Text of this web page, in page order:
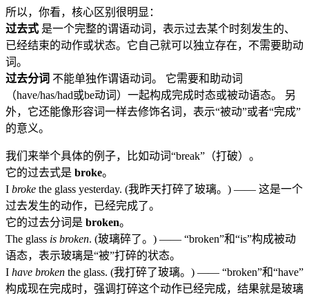
所以，你看，核心区别很明显：
过去式 是一个完整的谓语动词，表示过去某个时刻发生的、
已经结束的动作或状态。它自己就可以独立存在，不需要助动
词。
过去分词 不能单独作谓语动词。 它需要和助动词
（have/has/had或be动词）一起构成完成时态或被动语态。 另
外，它还能像形容词一样去修饰名词，表示“被动”或者“完成”
的意义。
我们来举个具体的例子，比如动词“break”（打破）。
它的过去式是 broke。
I broke the glass yesterday. (我昨天打碎了玻璃。) —— 这是一个
过去发生的动作，已经完成了。
它的过去分词是 broken。
The glass is broken. (玻璃碎了。) —— “broken”和“is”构成被动
语态，表示玻璃是“被”打碎的状态。
I have broken the glass. (我打碎了玻璃。) —— “broken”和“have”
构成现在完成时，强调打碎这个动作已经完成，结果就是玻璃